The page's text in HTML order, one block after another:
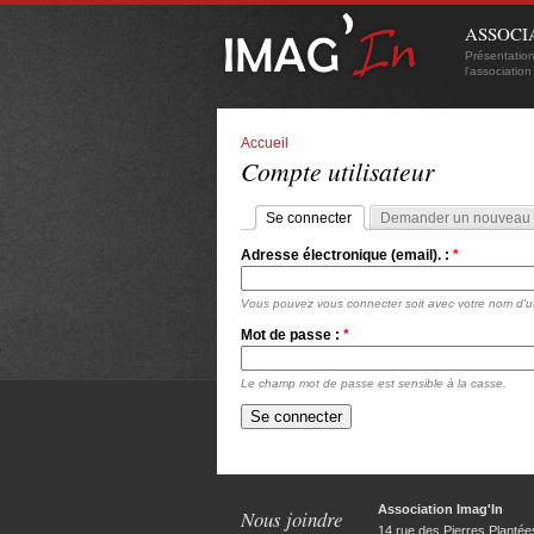
l'association
Accueil
Compte utilisateur
Se connecter Demander un nouveau
Adresse électronique (email). : *
Vous pouvez vous connecter soit avec votre nom
Mot de passe : *
Le champ mot de passe est sensible à la casse.
Nous joindre
Association Imag'In
14 rue des Pierres